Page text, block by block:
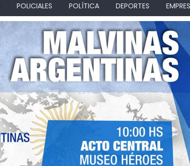
POLICIALES POLÍTICA DEPORTES